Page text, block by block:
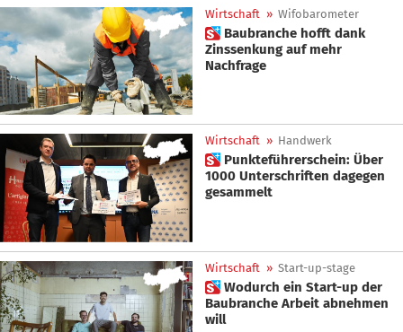
Wirtschaft » Wifobarometer
 Baubranche hofft dank
Zinssenkung auf mehr
Nachfrage
Wirtschaft » Handwerk
 Punkteführerschein: Über
1000 Unterschriften dagegen
gesammelt
Wirtschaft » Start-up-stage
 Wodurch ein Start-up der
Baubranche Arbeit abnehmen
will